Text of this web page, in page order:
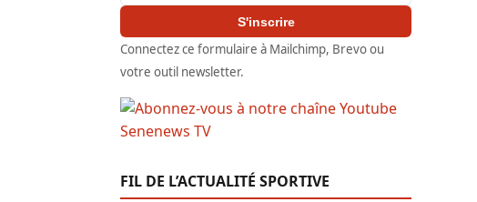
S'inscrire
Connectez ce formulaire à Mailchimp, Brevo ou
votre outil newsletter.
FIL DE L’ACTUALITÉ SPORTIVE